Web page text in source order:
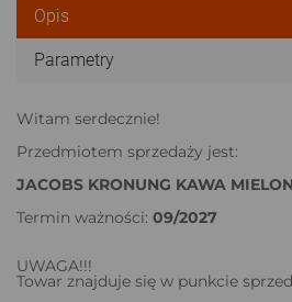
Opis
Parametry
Witam serdecznie!
Przedmiotem sprzedaży jest:
JACOBS KRONUNG KAWA
Termin ważności: 09/2027
UWAGA!!!
Towar znajduje się w punkcie